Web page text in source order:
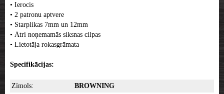
• Ierocis
• 2 patronu aptvere
• Starplikas 7mm un 12mm
• Ātri noņemamās siksnas cilpas
• Lietotāja rokasgrāmata
Specifikācijas:
Zīmols:
BROWNING